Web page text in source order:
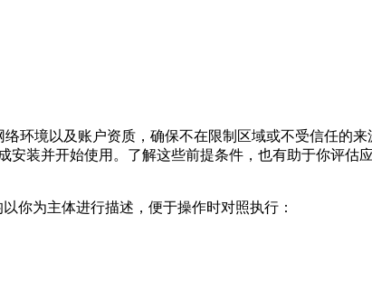
环境以及账户资质，确保不在限制区域或不受信任的来
装并开始使用。了解这些前提条件，也有助于你评估
你为主体进行描述，便于操作时对照执行：